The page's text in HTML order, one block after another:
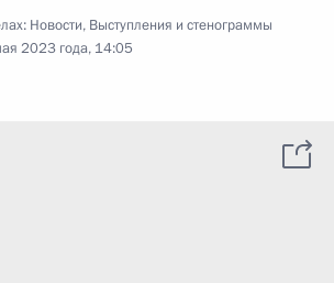
Новости, Выступления и стенограммы
2023 года, 14:05